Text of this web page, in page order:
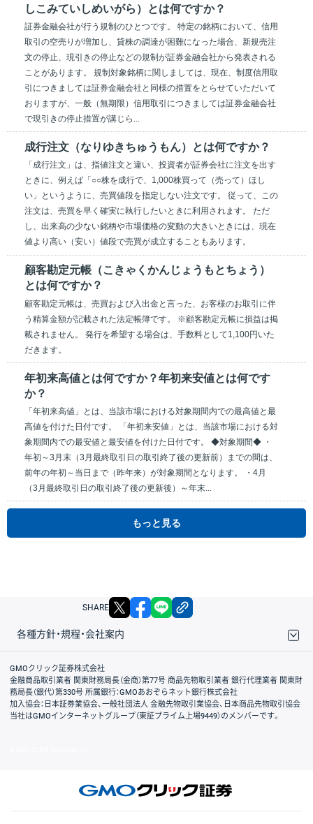
しこみていしめいがら）とは何ですか？
証券金融会社が行う規制のひとつです。 特定の銘柄において、信用
取引の空売りが増加し、貸株の調達が困難になった場合、新規売注
文の停止、現引きの停止などの規制が証券金融会社から発表される
ことがあります。 規制対象銘柄に関しましては、現在、制度信用取
引につきましては証券金融会社と同様の措置をとらせていただいて
おりますが、一般（無期限）信用取引につきましては証券金融会社
で現引きの停止措置が講じら...
成行注文（なりゆきちゅうもん）とは何ですか？
「成行注文」は、指値注文と違い、投資者が証券会社に注文を出す
ときに、例えば「○○株を成行で、1,000株買って（売って）ほし
い」というように、売買値段を指定しない注文です。 従って、この
注文は、売買を早く確実に執行したいときに利用されます。 ただ
し、出来高の少ない銘柄や市場価格の変動の大きいときには、現在
値より高い（安い）値段で売買が成立することもあります。
顧客勘定元帳（こきゃくかんじょうもとちょう）
とは何ですか？
顧客勘定元帳は、売買および入出金と言った、お客様のお取引に伴
う精算金額が記載された法定帳簿です。 ※顧客勘定元帳に損益は掲
載されません。 発行を希望する場合は、手数料として1,100円いた
だきます。
年初来高値とは何ですか？年初来安値とは何です
か？
「年初来高値」とは、当該市場における対象期間内での最高値と最
高値を付けた日付です。 「年初来安値」とは、当該市場における対
象期間内での最安値と最安値を付けた日付です。 ◆対象期間◆ ・
年初～3月末（3月最終取引日の取引終了後の更新前）までの間は、
前年の年初～当日まで（昨年来）が対象期間となります。 ・4月
（3月最終取引日の取引終了後の更新後）～年末...
もっと見る
SHARE X facebook
各種方針・規程・会社案内
取引規程・約款
サイトマップ
その他のご案内
個人情報保護方針
最良執行方針
サイトのご利用について
ディスクレイマー
信託保全
リスク説明
会社案内
GMOクリック証券株式会社
金融商品取引業者 関東財務局長（金商）第77号 商品先物取引業者 銀行代理業者 関東財
務局長（銀代）第330号 所属銀行：GMOあおぞらネット銀行株式会社
加入協会：日本証券業協会、一般社団法人 金融先物取引業協会、日本商品先物取引協会
当社はGMOインターネットグループ（東証プライム上場9449）のメンバーです。